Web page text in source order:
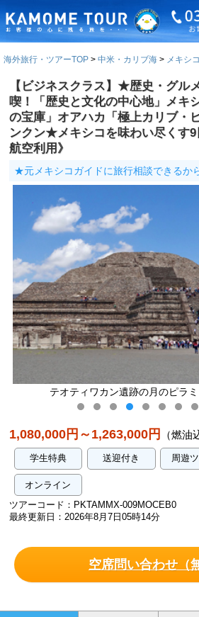
海外旅行・ツアーTOP 中米・カリブ海 メキシコ
【ビジネスクラス】★歴史・グル
喫！「歴史と文化の中心地」メキ
の宝庫」オアハカ「極上カリブ・
ンクン★メキシコを味わい尽くす9
航空利用》
★元メキシコガイドに旅行相談できるか
テオティワカン遺跡の月のピラ
1,080,000円～1,263,000円 （燃油
学生特典 送迎付き 周遊
オンライン
ツアーコード：PKTAMMX-009MOCEB0
最終更新日：2026年8月7日05時14分
空席問い合わせ（